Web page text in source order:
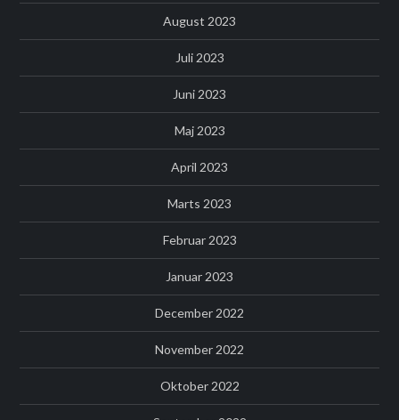
August 2023
Juli 2023
Juni 2023
Maj 2023
April 2023
Marts 2023
Februar 2023
Januar 2023
December 2022
November 2022
Oktober 2022